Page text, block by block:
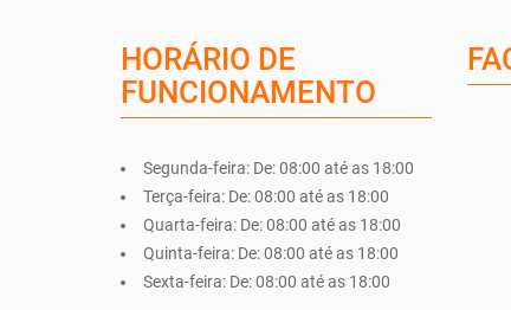
HORÁRIO DE
FUNCIONAMENTO
Segunda-feira: De: 08:00 até as 18:00
Terça-feira: De: 08:00 até as 18:00
Quarta-feira: De: 08:00 até as 18:00
Quinta-feira: De: 08:00 até as 18:00
Sexta-feira: De: 08:00 até as 18:00